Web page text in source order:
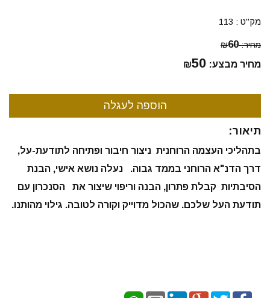
מק"ט : 113
מחיר: ₪60
מחיר מבצע: ₪50
תיאור:
בתהליכי העצמה הרוחנית ניצור חיבור ופתיחה לתודעת-על,
דרך הדנ"א הרוחני בממד גבוה. נעלה נושא אישי, הבנת
הסיבתיות קבלת פתרון, הבנה וריפוי שיצור את הסנכרון עם
תודעת העל שלכם. שהכול מדוייק וקורה לטובה. גילוי מהותנו.